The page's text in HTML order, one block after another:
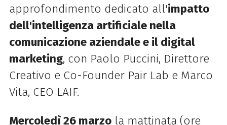
approfondimento dedicato all'impatto
dell'intelligenza artificiale nella
comunicazione aziendale e il digital
marketing, con Paolo Puccini, Direttore
Creativo e Co-Founder Pair Lab e Marco
Vita, CEO LAIF.
Mercoledì 26 marzola mattinata (ore